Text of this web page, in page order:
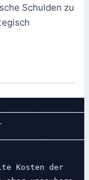
Schulden zu
Kosten der